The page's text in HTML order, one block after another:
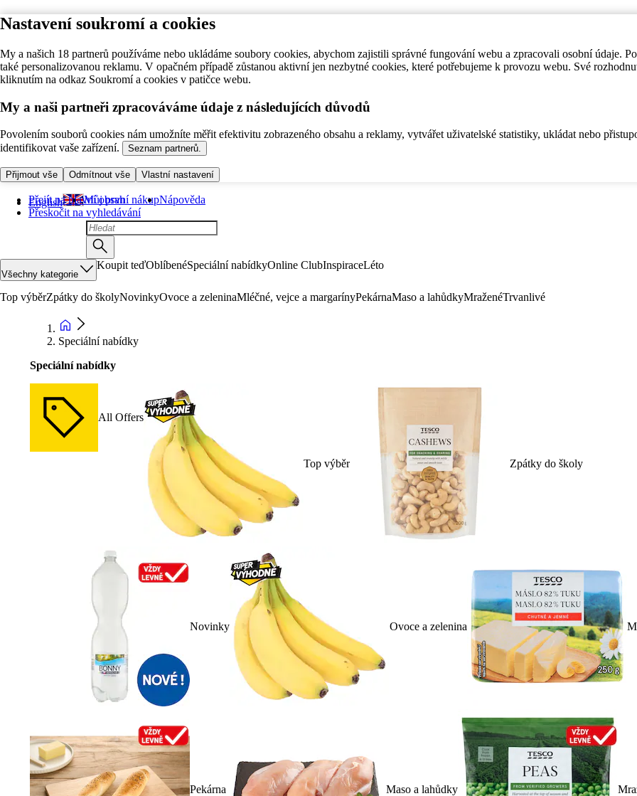
Nastavení soukromí a cookies
My a našich 18 partnerů používáme nebo ukládáme soubory cookies, abychom zajistili správné fungování webu a zpracovali osobní údaje.
také personalizovanou reklamu. V opačném případě zůstanou aktivní jen nezbytné cookies, které potřebujeme k provozu webu. Své
kliknutím na odkaz Soukromí a cookies v patičce webu.
My a naši partneři zpracováváme údaje z následujících důvodů
Povolením souborů cookies nám umožníte měřit efektivitu zobrazeného obsahu a reklamy, vytvářet uživatelské statistiky, ukládat nebo
identifikovat vaše zařízení.
Seznam partnerů.
Přijmout vše Odmítnout vše Vlastní nastavení
Přejít na hlavní obsah
Přeskočit na vyhledávání
English Můj první nákupNápověda
Všechny kategorie
Koupit teďOblíbenéSpeciální nabídkyOnline ClubInspiraceLéto
Top výběrZpátky do školyNovinkyOvoce a zeleninaMléčné, vejce a margarínyPekárnaMaso a lahůdkyMraženéTrvanlivé
Speciální nabídky
Speciální nabídky
All Offers
Top výběr Zpátky do školy
Novinky Ovoce a zelenina
Pekárna Maso a lahůdky